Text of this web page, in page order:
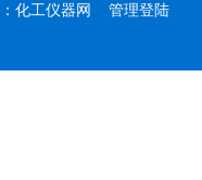
化工仪器网 管理登陆